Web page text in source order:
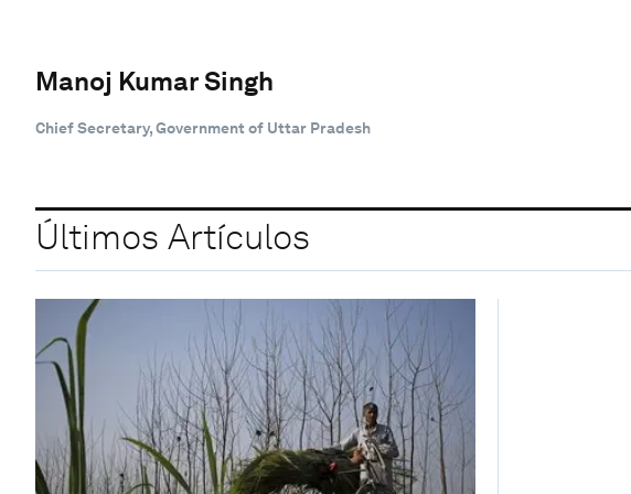
Manoj Kumar Singh
Chief Secretary, Government of Uttar Pradesh
Últimos Artículos